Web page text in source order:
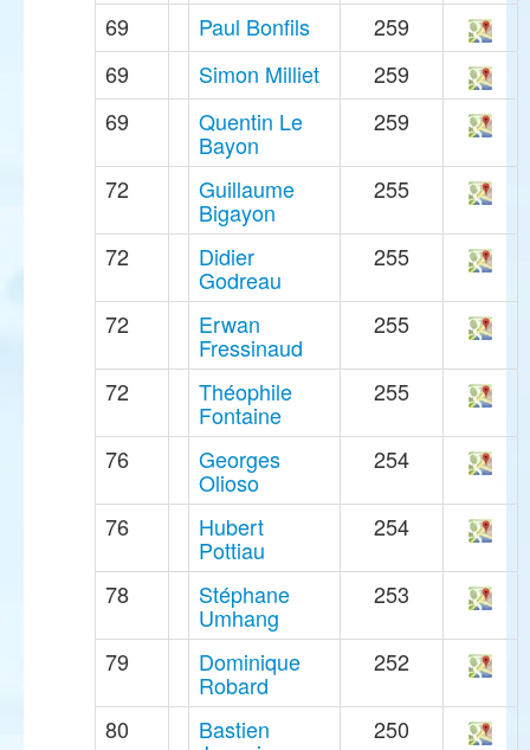
69 Paul Bonfils
259
69
Simon Milliet
259
69
Quentin Le
Bayon
259
72 Guillaume
Bigayon
255
72 Didier
Godreau
255
72 Erwan
Fressinaud
255
72 Théophile
Fontaine
255
76 Georges
Olioso
254
76 Hubert
Pottiau
254
78 Stéphane
Umhang
253
79 Dominique
Robard
252
80 Bastien 250